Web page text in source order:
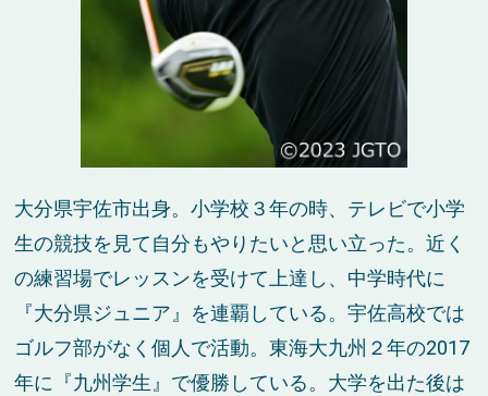
大分県宇佐市出身。小学校３年の時、テレビで小学
生の競技を見て自分もやりたいと思い立った。近く
の練習場でレッスンを受けて上達し、中学時代に
『大分県ジュニア』を連覇している。宇佐高校では
ゴルフ部がなく個人で活動。東海大九州２年の2017
年に『九州学生』で優勝している。大学を出た後は